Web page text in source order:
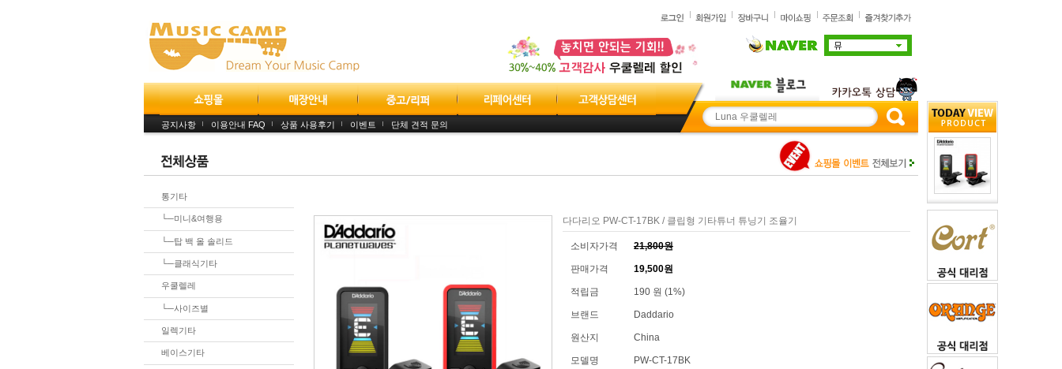
공지사항 이용안내 FAQ 상품 사용후기 이벤트 단체 견적 문의
통기타
└─미니&여행용
└─탑 백 올 솔리드
└─클래식기타
우쿨렐레
└─사이즈별
일렉기타
베이스기타
다다리오 PW-CT-17BK / 클립형 기타튜너 튜닝기 조율기
소비자가격 21,800원
판매가격 19,500원
적립금 190 원 (1%)
브랜드 Daddario
원산지 China
모델명 PW-CT-17BK